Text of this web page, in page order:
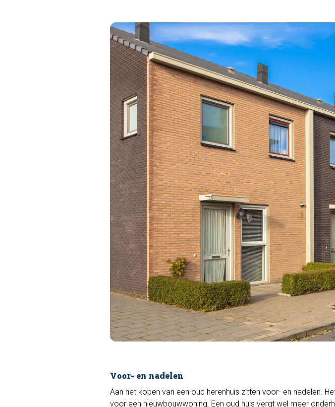
Voor- en nadelen
Aan het kopen van een oud herenhuis zitten voor- en nadelen.
voor een nieuwbouwwoning. Een oud huis vergt wel meer